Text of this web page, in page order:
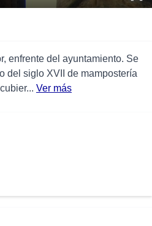
enfrente del ayuntamiento. Se
del siglo XVII de mampostería
Ver más